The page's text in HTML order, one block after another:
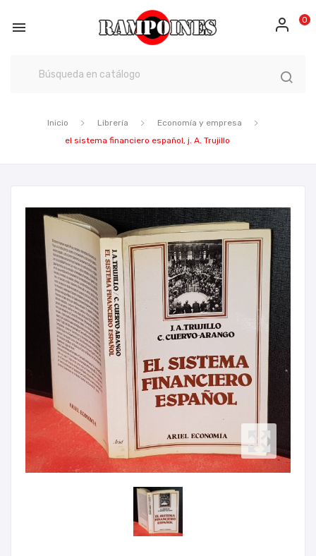
 0
Inicio Librería
Economía y empresa
el sistema financiero español, j. A. Trujillo